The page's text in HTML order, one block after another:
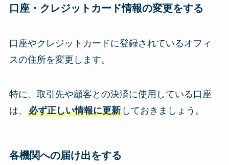
口座・クレジットカード情報の変更をする
口座やクレジットカードに登録されているオフィ
スの住所を変更します。
特に、取引先や顧客との決済に使用している口座
は、 必ず正しい情報に更新しておきましょう。
各機関への届け出をする